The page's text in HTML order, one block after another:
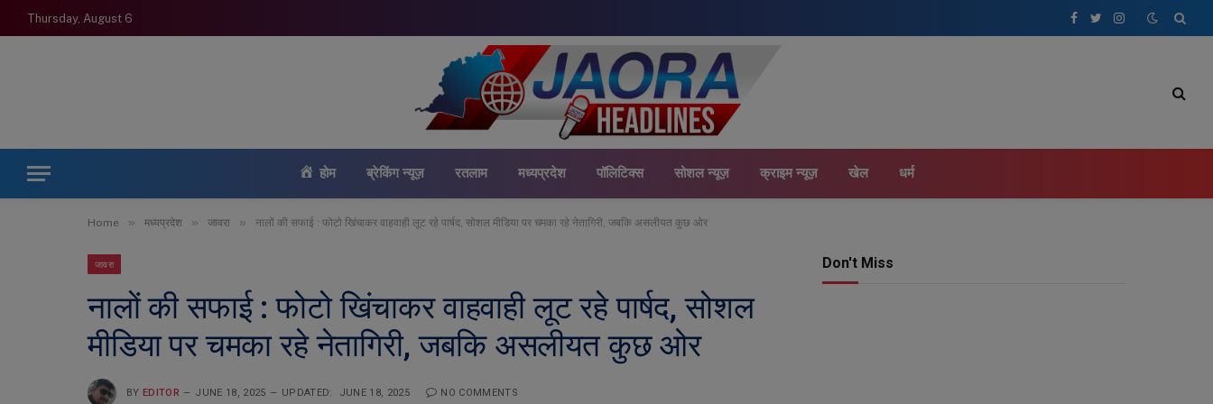
Thursday, August 6
Facebook
TwitterInstagram
होम ब्रेकिंग न्यूज़ रतलाम मध्यप्रदेश पॉलिटिक्स सोशल न्यूज़ क्राइम न्यूज़ खेल धर्म
Home » मध्यप्रदेश » जावरा » नालों की सफाई : फोटो खिंचाकर वाहवाही लूट रहे पार्षद, सोशल मीडिया पर चमका रहे नेतागिरी, जबकि असलीयत कुछ ओर
जावरा
नालों की सफाई : फोटो खिंचाकर वाहवाही लूट रहे पार्षद, सोशल
मीडिया पर चमका रहे नेतागिरी, जबकि असलीयत कुछ ओर
BY EDITOR JUNE 18, 2025 UPDATED: JUNE 18, 2025 NO COMMENTS
Don't Miss